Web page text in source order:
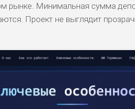
рынке. Минимальная сумма
Проект не выглядит